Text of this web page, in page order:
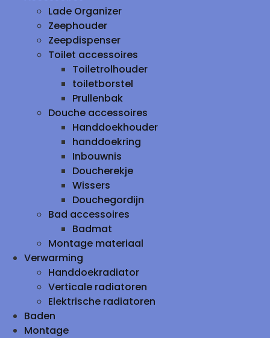
Lade Organizer
Zeephouder
Zeepdispenser
Toilet accessoires
Toiletrolhouder
toiletborstel
Prullenbak
Douche accessoires
Handdoekhouder
handdoekring
Inbouwnis
Doucherekje
Wissers
Douchegordijn
Bad accessoires
Badmat
Montage materiaal
Verwarming
Handdoekradiator
Verticale radiatoren
Elektrische radiatoren
Baden
Montage